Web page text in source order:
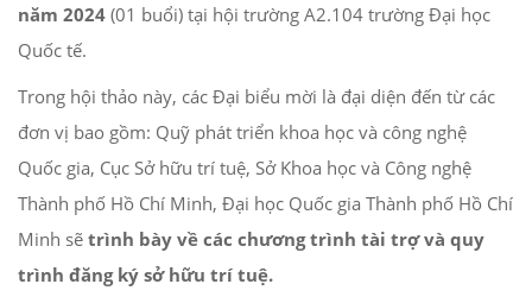
năm 2024 (01 buổi) tại hội trường A2.104 trường Đại học
Quốc tế.
Trong hội thảo này, các Đại biểu mời là đại diện đến từ các
đơn vị bao gồm: Quỹ phát triển khoa học và công nghệ
Quốc gia, Cục Sở hữu trí tuệ, Sở Khoa học và Công nghệ
Thành phố Hồ Chí Minh, Đại học Quốc gia Thành phố Hồ Chí
Minh sẽ trình bày về các chương trình tài trợ và quy
trình đăng ký sở hữu trí tuệ.